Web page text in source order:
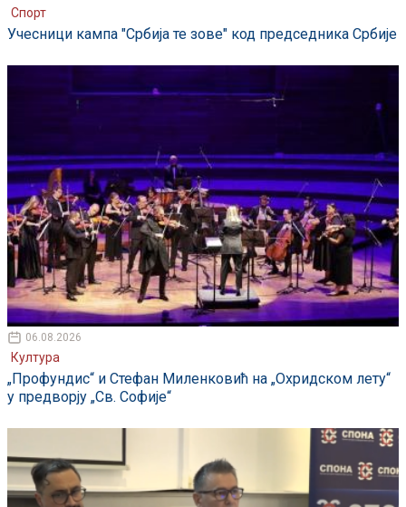
Спорт
Учесници кампа "Србија те зове" код председника Србије
06.08.2026
Култура
„Профундис“ и Стефан Миленковић на „Охридском лету“
у предворју „Св. Софије“